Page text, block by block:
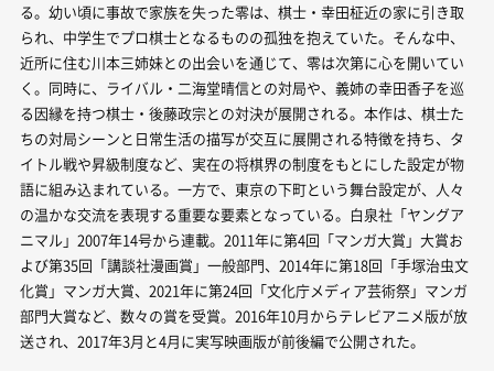
る。幼い頃に事故で家族を失った零は、棋士・幸田柾近の家に引き取
られ、中学生でプロ棋士となるものの孤独を抱えていた。そんな中、
近所に住む川本三姉妹との出会いを通じて、零は次第に心を開いてい
く。同時に、ライバル・二海堂晴信との対局や、義姉の幸田香子を巡
る因縁を持つ棋士・後藤政宗との対決が展開される。本作は、棋士た
ちの対局シーンと日常生活の描写が交互に展開される特徴を持ち、タ
イトル戦や昇級制度など、実在の将棋界の制度をもとにした設定が物
語に組み込まれている。一方で、東京の下町という舞台設定が、人々
の温かな交流を表現する重要な要素となっている。白泉社「ヤングア
ニマル」2007年14号から連載。2011年に第4回「マンガ大賞」大賞お
よび第35回「講談社漫画賞」一般部門、2014年に第18回「手塚治虫文
化賞」マンガ大賞、2021年に第24回「文化庁メディア芸術祭」マンガ
部門大賞など、数々の賞を受賞。2016年10月からテレビアニメ版が放
送され、2017年3月と4月に実写映画版が前後編で公開された。